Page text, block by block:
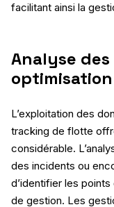
facilitant ainsi la
Analyse
L’exploitation des
tracking de flotte
considérable.
des incidents ou
d’identifier les points
de gestion. Les